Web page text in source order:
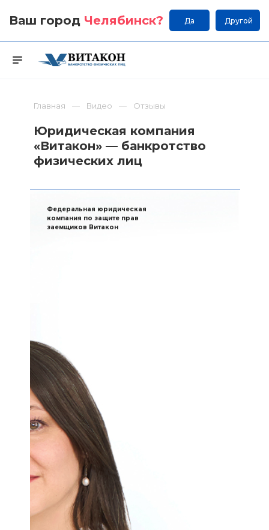
Ваш город Челябинск? Да Другой
Главная Видео Отзывы
Юридическая компания
«Витакон» — банкротство
физических лиц
Федеральная юридическая
компания по защите прав
заемщиков Витакон